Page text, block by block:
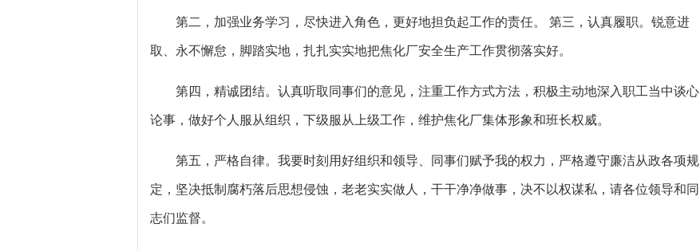
第二，加强业务学习，尽快进入角色，更好地担负起工作的责任。 第三，认真履职。锐意进
取、永不懈怠，脚踏实地，扎扎实实地把焦化厂安全生产工作贯彻落实好。
第四，精诚团结。认真听取同事们的意见，注重工作方式方法，积极主动地深入职工当中谈心
论事，做好个人服从组织，下级服从上级工作，维护焦化厂集体形象和班长权威。
第五，严格自律。我要时刻用好组织和领导、同事们赋予我的权力，严格遵守廉洁从政各项规
定，坚决抵制腐朽落后思想侵蚀，老老实实做人，干干净净做事，决不以权谋私，请各位领导和同
志们监督。